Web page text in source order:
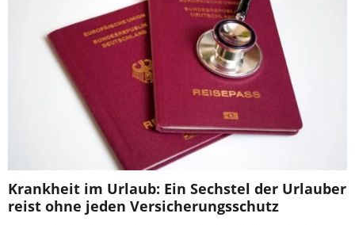
Krankheit im Urlaub: Ein Sechstel der Urlauber
reist ohne jeden Versicherungsschutz